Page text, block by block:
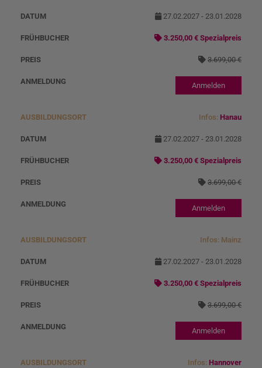
27.02.2027 - 23.01.2028
3.250,00 € Spezialpreis
3.699,00 €
Anmelden
Infos: Hanau
27.02.2027 - 23.01.2028
3.250,00 € Spezialpreis
3.699,00 €
Anmelden
Infos: Mainz
27.02.2027 - 23.01.2028
3.250,00 € Spezialpreis
3.699,00 €
Anmelden
Infos: Hannover